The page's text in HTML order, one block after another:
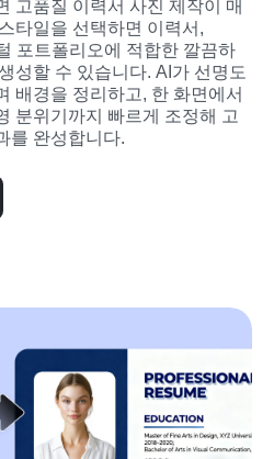
고품질 이력서 사진 제작이 매
타일을 선택하면 이력서,
포트폴리오에 적합한 깔끔하
성할 수 있습니다. AI가 선명도
배경을 정리하고, 한 화면에서
분위기까지 빠르게 조정해 고
를 완성합니다.